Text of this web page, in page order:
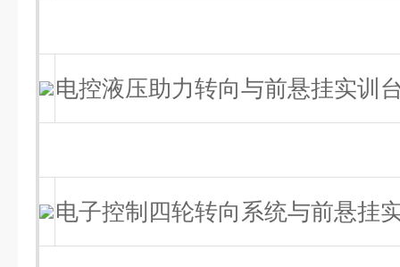
电控液压助力转向与前悬挂实训
电子控制四轮转向系统与前悬挂